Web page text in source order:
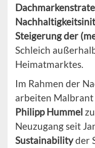
Steigerung der
Schleich
Heimatmarktes.
Im Rahmen der
arbeiten Malbrant
Philipp Hummel
Neuzugang seit
Sustainabilityder